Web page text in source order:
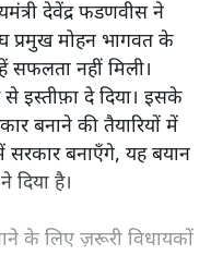
देवेंद्र फडणवीस ने
प्रमुख मोहन भागवत के
सफलता नहीं मिली।
इस्तीफ़ा दे दिया। इसके
बनाने की तैयारियों में
बनाएँगे, यह बयान
दिया है।
के लिए ज़रूरी विधायकों